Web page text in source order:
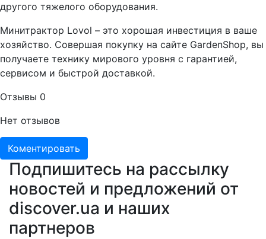
другого тяжелого оборудования.
Минитрактор Lovol – это хорошая инвестиция в ваше
хозяйство. Совершая покупку на сайте GardenShop, вы
получаете технику мирового уровня с гарантией,
сервисом и быстрой доставкой.
Отзывы 0
Нет отзывов
Коментировать
Подпишитесь на рассылку
новостей и предложений от
discover.ua и наших
партнеров